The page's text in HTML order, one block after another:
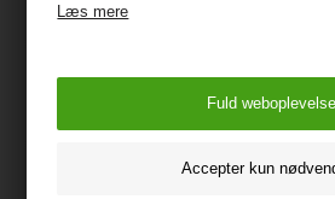
Læs mere